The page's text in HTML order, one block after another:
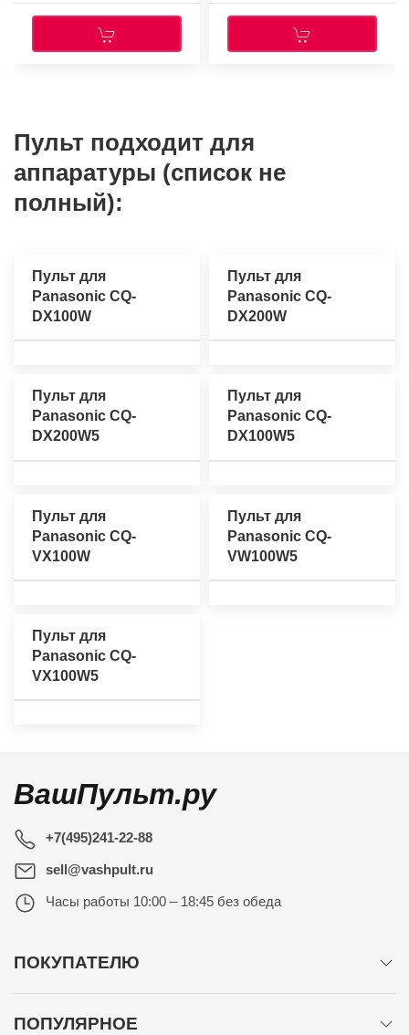
Пульт подходит для
аппаратуры (список не
полный):
Пульт для
Panasonic CQ-
DX100W
Пульт для
Panasonic CQ-
DX200W
Пульт для
Panasonic CQ-
DX200W5
Пульт для
Panasonic CQ-
DX100W5
Пульт для
Panasonic CQ-
VX100W
Пульт для
Panasonic CQ-
VW100W5
Пульт для
Panasonic CQ-
VX100W5
ВашПульт.ру
+7(495)241-22-88
sell@vashpult.ru
Часы работы 10:00 – 18:45 без обеда
ПОКУПАТЕЛЮ
ПОПУЛЯРНОЕ